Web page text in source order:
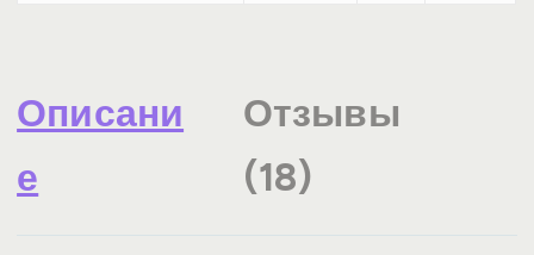
Описани
е
Отзывы
(18)